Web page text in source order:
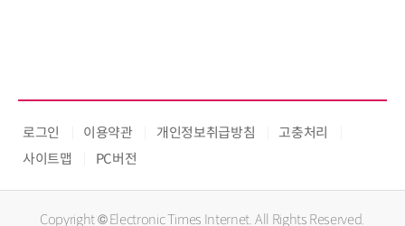
로그인 이용약관 개인정보취급방침
고충처리
사이트맵
PC버전
Copyright © Electronic Times Internet. All Rights Reserved.